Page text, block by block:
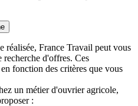
réalisée, France Travail peut vous
recherche d'offres. Ces
fonction des critères que vous
un métier d'ouvrier agricole,
: